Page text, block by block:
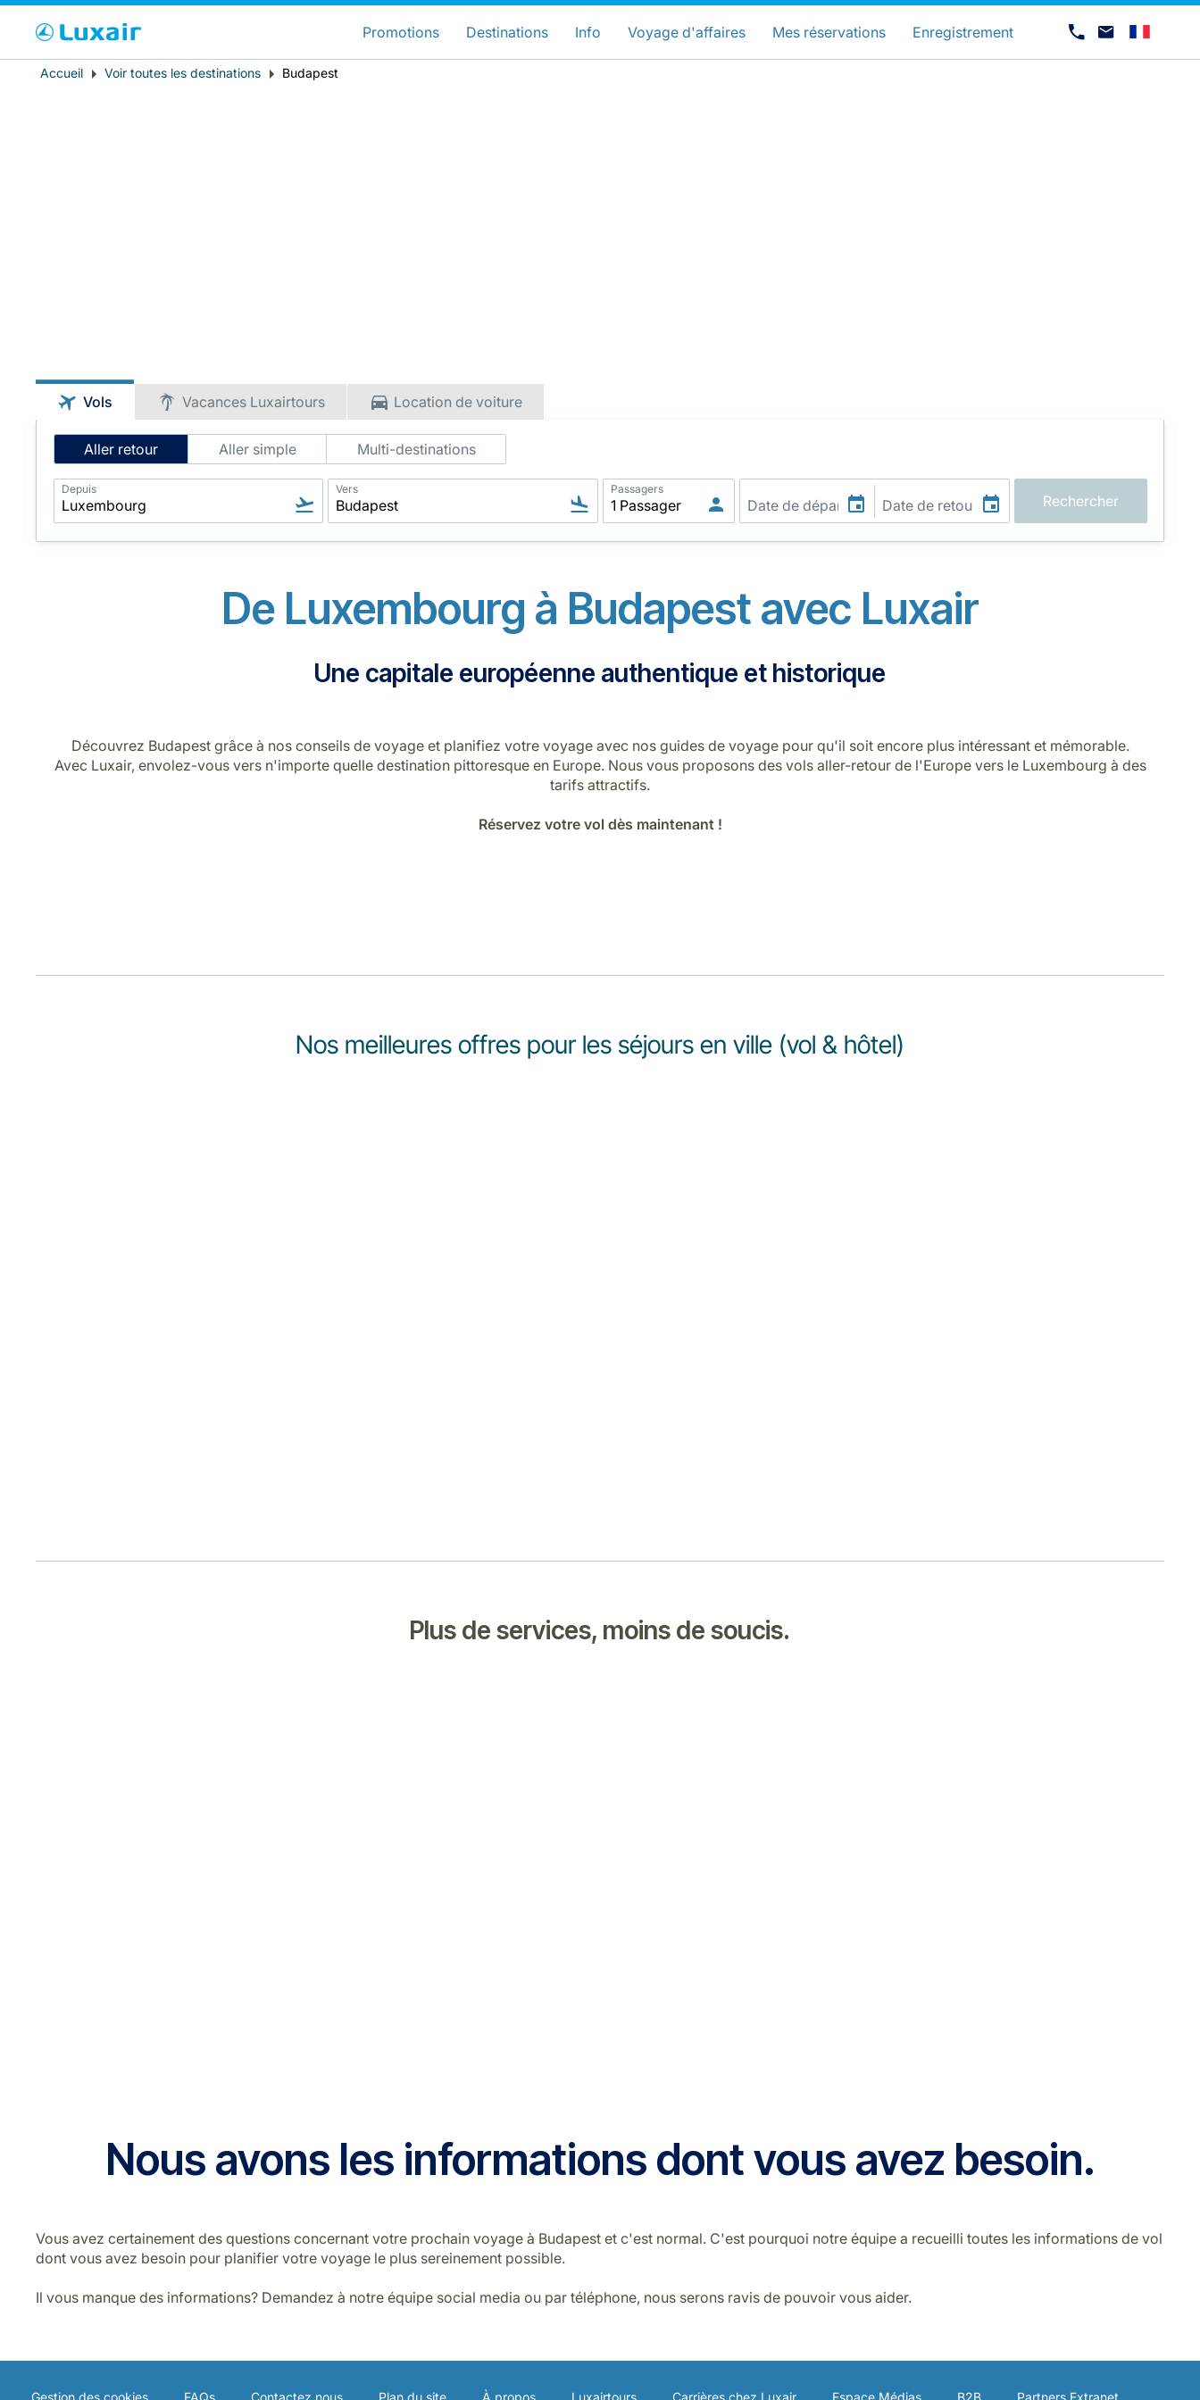
LuxairGroup Sites
Choisissez votre pays et langue préférés
Pays de résidence
Promotions Destinations Info Voyage d'affaires Mes réservations Enregistrement
Fil
Accueil Voir toutes les destinations Budapest
Vols Vacances Luxairtours Location de voiture
Intelligent
Flight
Search
Aller retour Aller simple Multi-destinations
Depuis Vers Passagers
Rechercher
De Luxembourg à Budapest avec Luxair
Une capitale européenne authentique et historique
Découvrez Budapest grâce à nos conseils de voyage et planifiez votre voyage avec nos guides de voyage pour qu'il soit encore plus intéressant et mémorable.
Avec Luxair, envolez-vous vers n'importe quelle destination pittoresque en Europe. Nous vous proposons des vols aller-retour de l'Europe vers le Luxembourg à des
tarifs attractifs.
Réservez votre vol dès maintenant !
Nos meilleures offres pour les séjours en ville (vol & hôtel)
Plus de services, moins de soucis.
Nous avons les informations dont vous avez besoin.
Vous avez certainement des questions concernant votre prochain voyage à Budapest et c'est normal. C'est pourquoi notre équipe a recueilli toutes les informations de vol
dont vous avez besoin pour planifier votre voyage le plus sereinement possible.
Il vous manque des informations? Demandez à notre équipe social media ou par téléphone, nous serons ravis de pouvoir vous aider.